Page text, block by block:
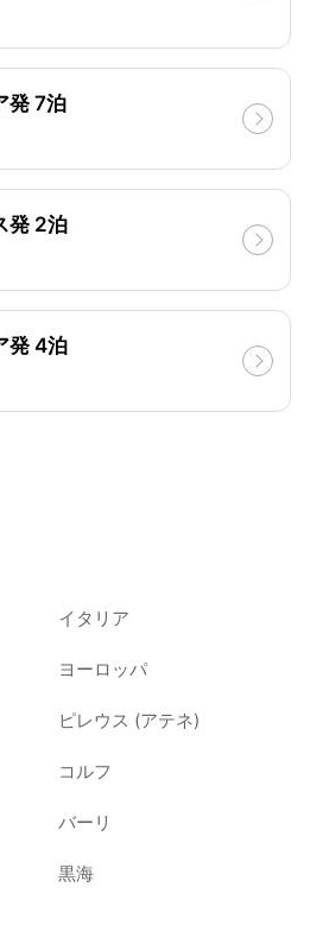
発 7泊
発 2泊
発 4泊
イタリア
ヨーロッパ
ピレウス (アテネ)
コルフ
バーリ
黒海